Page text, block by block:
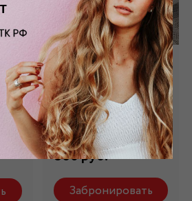
Сетка-стрейч
белая С-001/1
Состав: 92% пэ, 8%
эластан
860 руб.
Забронировать